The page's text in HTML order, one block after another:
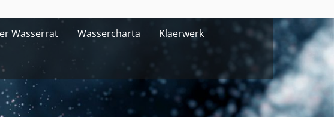
Wasserrat Wassercharta Klaerwerk